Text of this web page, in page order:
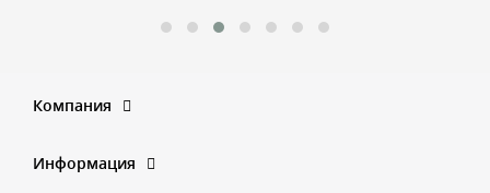
Компания
Информация